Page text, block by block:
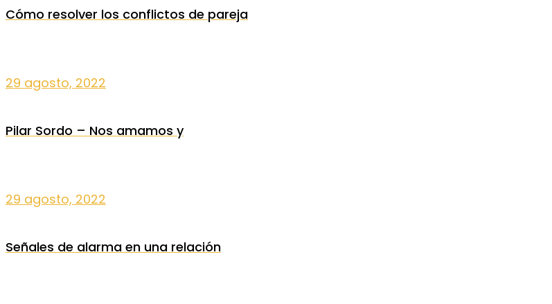
Cómo resolver los conflictos de pareja
29 agosto, 2022
Pilar Sordo – Nos amamos y
29 agosto, 2022
Señales de alarma en una relación